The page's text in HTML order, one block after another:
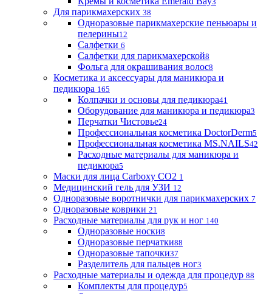
Для парикмахерских 38
Одноразовые парикмахерские пеньюары и
пелерины12
Салфетки 6
Салфетки для парикмахерской8
Фольга для окрашивания волос8
Косметика и аксессуары для маникюра и
педикюра 165
Колпачки и основы для педикюра41
Оборудование для маникюра и педикюра3
Перчатки Чистовье24
Профессиональная косметика DoctorDerm5
Профессиональная косметика MS.NAILS42
Расходные материалы для маникюра и
педикюра5
Маски для лица Carboxy CO2 1
Медицинский гель для УЗИ 12
Одноразовые воротнички для парикмахерских 7
Одноразовые коврики 21
Расходные материалы для рук и ног 140
Одноразовые носки8
Одноразовые перчатки88
Одноразовые тапочки37
Разделитель для пальцев ног3
Расходные материалы и одежда для процедур 88
Комплекты для процедур5